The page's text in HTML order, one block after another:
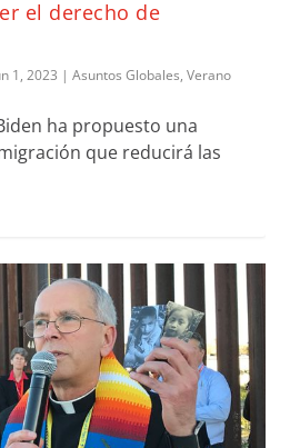
el derecho de
1, 2023 |Asuntos Globales,Verano
ha propuesto una
que reducirá las